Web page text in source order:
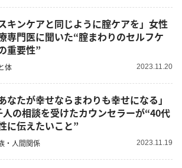
スキンケアと同じように腟ケアを」女性
専門医に聞いた“腟まわりのセルフケ
重要性”
体 2023.11.20
あなたが幸せならまわりも幸せになる」
人の相談を受けたカウンセラーが“40代
に伝えたいこと”
・人間関係 2023.11.19